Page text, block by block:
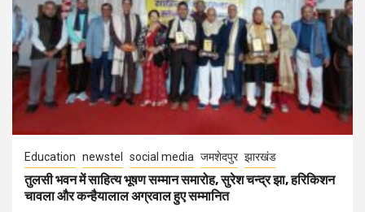
Education newstel social media जमशेदपुर झारखंड
तुलसी भवन में साहित्य भूषण सम्मान समारोह, सुरेश चन्द्र झा, हरिकिशन
चावला और कन्हैयालाल अग्रवाल हुए सम्मानित